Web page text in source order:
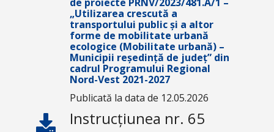
„Utilizarea crescută a
transportului public și a altor
forme de mobilitate urbană
ecologice (Mobilitate urbană) –
Municipii reședință de județ” din
cadrul Programului Regional
Nord-Vest 2021-2027
Publicată la data de 12.05.2026
Instrucțiunea nr. 65